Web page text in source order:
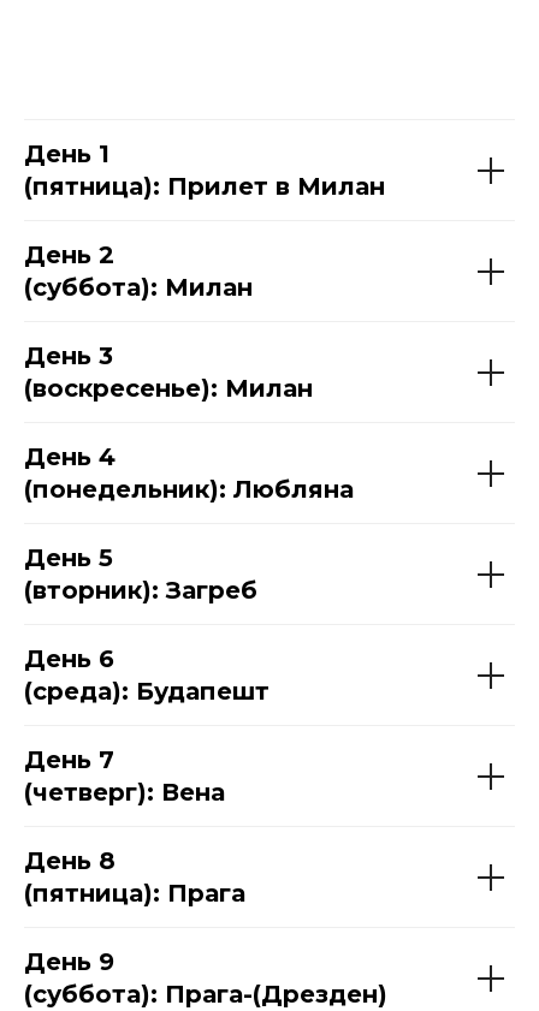
День 1
(пятница): Прилет в Милан
День 2
(суббота): Милан
День 3
(воскресенье): Милан
День 4
(понедельник): Любляна
День 5
(вторник): Загреб
День 6
(среда): Будапешт
День 7
(четверг): Вена
День 8
(пятница): Прага
День 9
(суббота): Прага-(Дрезден)